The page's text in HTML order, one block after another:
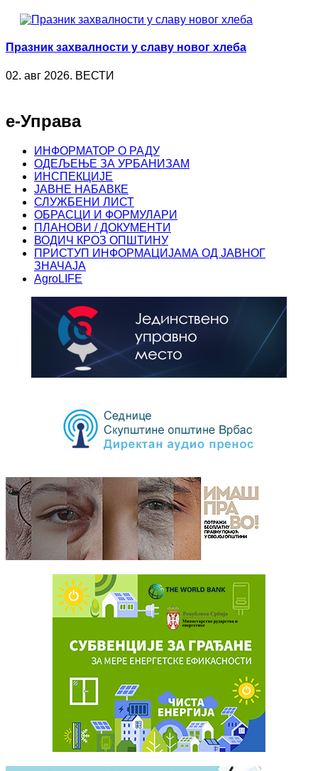
Празник захвалности у славу новог хлеба
02. авг 2026. ВЕСТИ
е-Управа
ИНФОРМАТОР О РАДУ
ОДЕЉЕЊЕ ЗА УРБАНИЗАМ
ИНСПЕКЦИЈЕ
ЈАВНЕ НАБАВКЕ
СЛУЖБЕНИ ЛИСТ
ОБРАСЦИ И ФОРМУЛАРИ
ПЛАНОВИ / ДОКУМЕНТИ
ВОДИЧ КРОЗ ОПШТИНУ
ПРИСТУП ИНФОРМАЦИЈАМА ОД ЈАВНОГ
ЗНАЧАЈА
AgroLIFE